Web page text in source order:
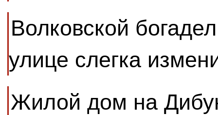
Волковской
улице слегка
Жилой дом на